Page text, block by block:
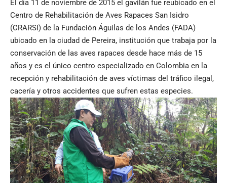
El día 11 de noviembre de 2015 el gavilán fue reubicado en el
Centro de Rehabilitación de Aves Rapaces San Isidro
(CRARSI) de la Fundación Águilas de los Andes (FADA)
ubicado en la ciudad de Pereira, institución que trabaja por la
conservación de las aves rapaces desde hace más de 15
años y es el único centro especializado en Colombia en la
recepción y rehabilitación de aves víctimas del tráfico ilegal,
cacería y otros accidentes que sufren estas especies.